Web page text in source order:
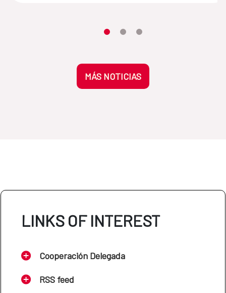
Moves the carousel to its element
Moves the carousel to its
Moves the carousel to its
MÁS NOTICIAS
LINKS OF INTEREST
Cooperación Delegada
RSS feed